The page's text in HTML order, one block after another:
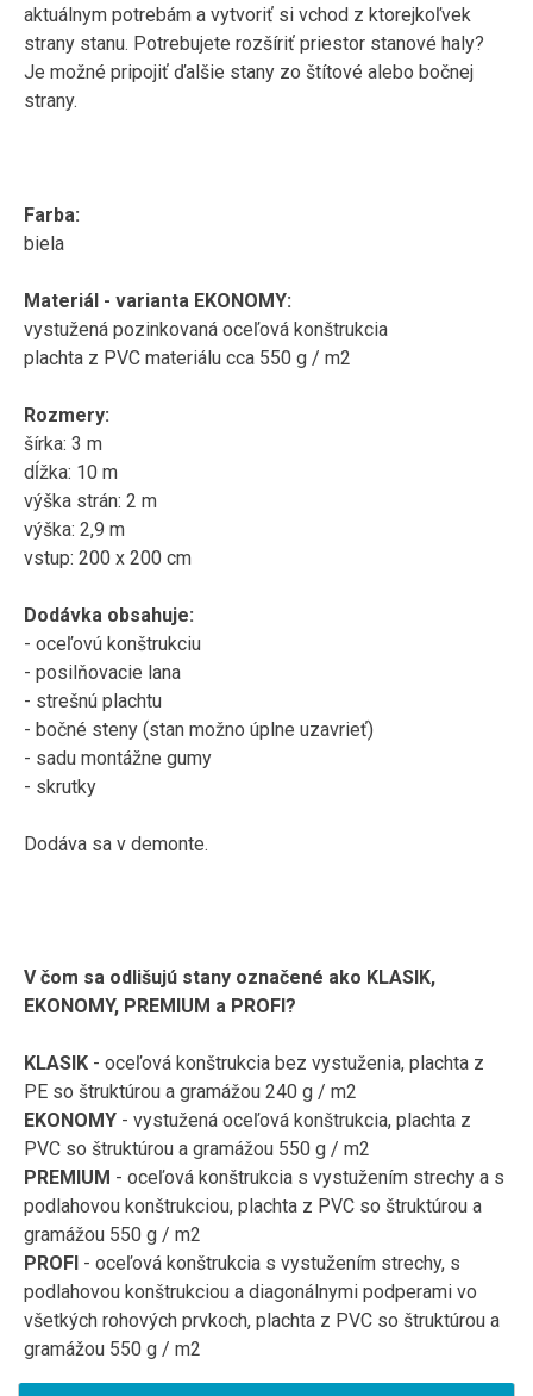
aktuálnym potrebám a vytvoriť si vchod z ktorejkoľvek
strany stanu. Potrebujete rozšíriť priestor stanové haly?
Je možné pripojiť ďalšie stany zo štítové alebo bočnej
strany.
Farba:
biela
Materiál - varianta EKONOMY:
vystužená pozinkovaná oceľová konštrukcia
plachta z PVC materiálu cca 550 g / m2
Rozmery:
šírka: 3 m
dĺžka: 10 m
výška strán: 2 m
výška: 2,9 m
vstup: 200 x 200 cm
Dodávka obsahuje:
- oceľovú konštrukciu
- posilňovacie lana
- strešnú plachtu
- bočné steny (stan možno úplne uzavrieť)
- sadu montážne gumy
- skrutky
Dodáva sa v demonte.
V čom sa odlišujú stany označené ako KLASIK,
EKONOMY, PREMIUM a PROFI?
KLASIK - oceľová konštrukcia bez vystuženia, plachta z
PE so štruktúrou a gramážou 240 g / m2
EKONOMY - vystužená oceľová konštrukcia, plachta z
PVC so štruktúrou a gramážou 550 g / m2
PREMIUM - oceľová konštrukcia s vystužením strechy a s
podlahovou konštrukciou, plachta z PVC so štruktúrou a
gramážou 550 g / m2
PROFI - oceľová konštrukcia s vystužením strechy, s
podlahovou konštrukciou a diagonálnymi podperami vo
všetkých rohových prvkoch, plachta z PVC so štruktúrou a
gramážou 550 g / m2